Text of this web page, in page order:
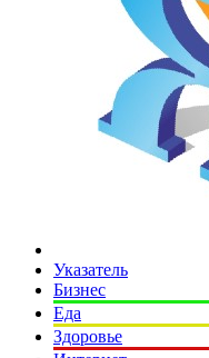
Указатель
Бизнес
Еда
Здоровье